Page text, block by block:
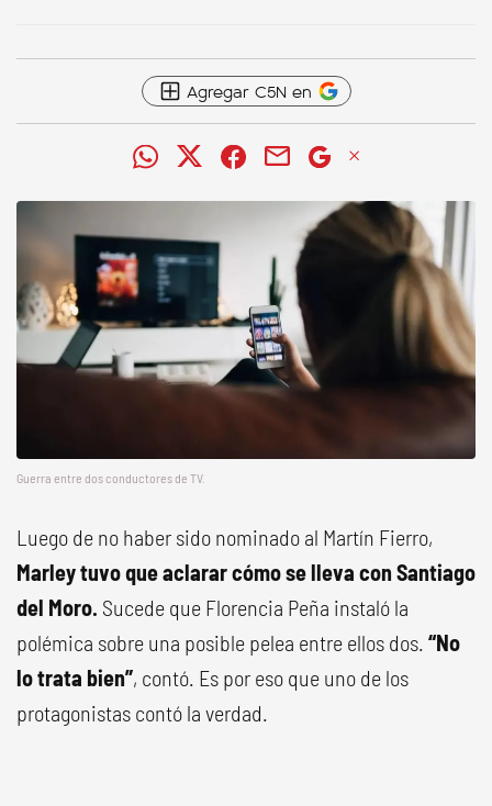
Agregar C5N en
Guerra entre dos conductores de TV.
Luego de no haber sido nominado al Martín Fierro,
Marley tuvo que aclarar cómo se lleva con Santiago
del Moro. Sucede que Florencia Peña instaló la
polémica sobre una posible pelea entre ellos dos. “No
lo trata bien”, contó. Es por eso que uno de los
protagonistas contó la verdad.